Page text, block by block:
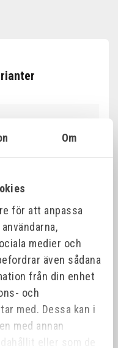
Om
för att anpassa
medier och
även sådana
från din enhet
och
med. Dessa kan i
med annan
eller som de
(50 stk
115x1,5x22,23 (50 stk
(50 stk